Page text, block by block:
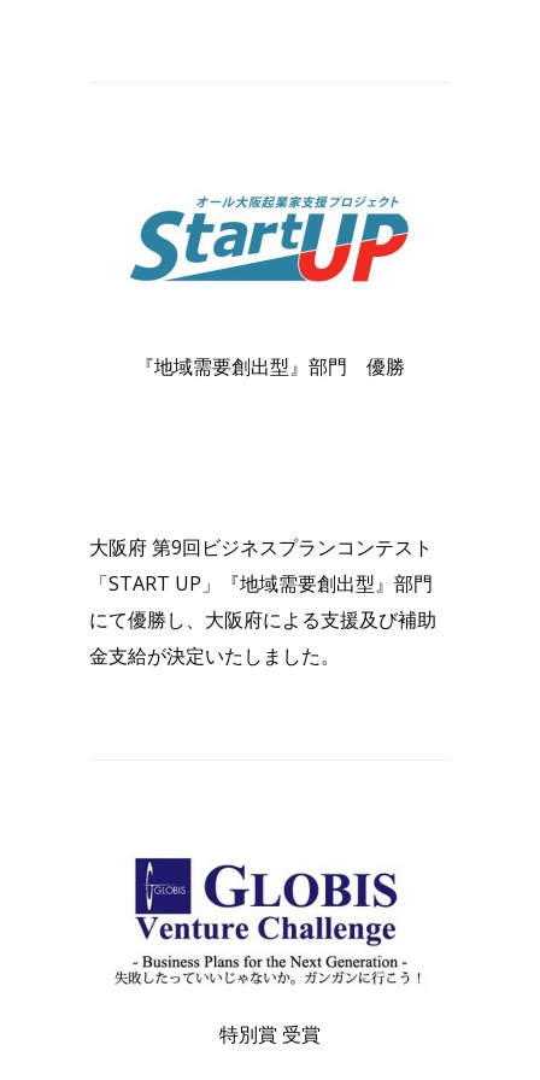
『地域需要創出型』部門 優勝
大阪府 第9回ビジネスプランコンテスト
「START UP」『地域需要創出型』部門
にて優勝し、大阪府による支援及び補助
金支給が決定いたしました。
特別賞 受賞